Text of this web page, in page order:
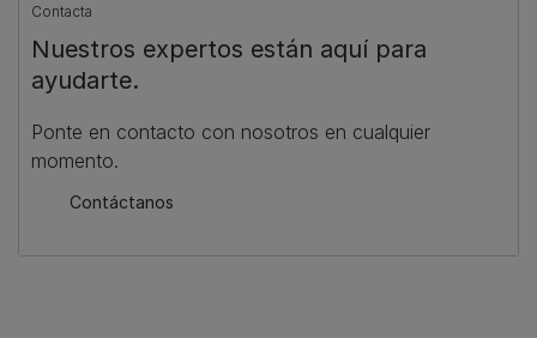
Contacta
Nuestros expertos están aquí para
ayudarte.
Ponte en contacto con nosotros en cualquier
momento.
Contáctanos